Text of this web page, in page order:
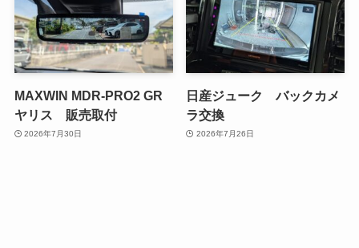
MAXWIN MDR-PRO2 GR
ヤリス 販売取付
2026年7月30日
日産ジューク バックカメ
ラ交換
2026年7月26日